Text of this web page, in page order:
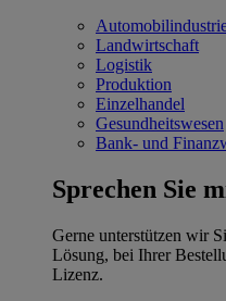
Landwirtschaft
Logistik
Produktion
Einzelhandel
Gesundheitswesen
Bank- und
Sprechen Sie
Gerne unterstützen wir
Lösung, bei Ihrer
Lizenz.